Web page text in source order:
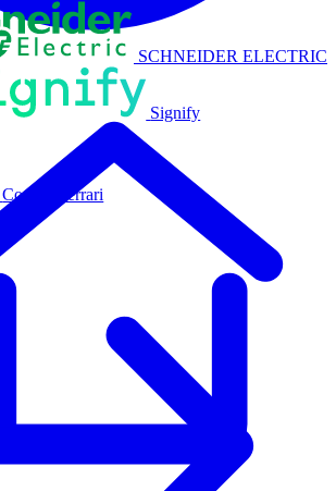
SCHNEIDER ELECTRIC
Signify
Comoli Ferrari